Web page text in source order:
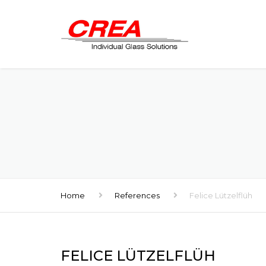
Home References Felice Lützelflüh
FELICE LÜTZELFLÜH